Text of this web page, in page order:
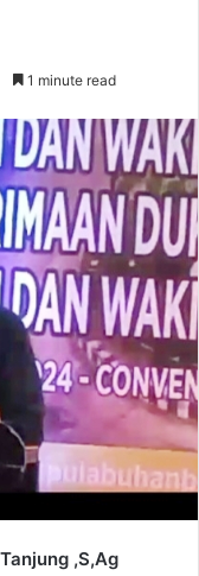
1 minute read
,S,Ag